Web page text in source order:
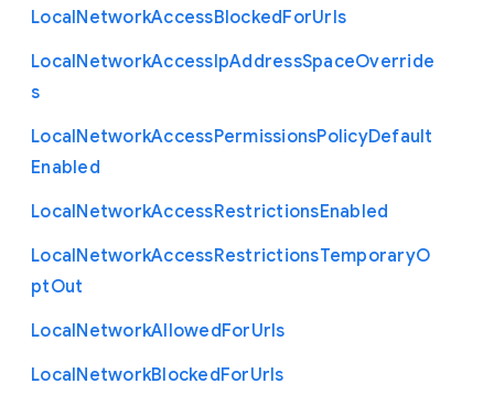
LocalNetworkAccessBlockedForUrls
LocalNetworkAccessIpAddressSpaceOverride
s
LocalNetworkAccessPermissionsPolicyDefault
Enabled
LocalNetworkAccessRestrictionsEnabled
LocalNetworkAccessRestrictionsTemporaryO
ptOut
LocalNetworkAllowedForUrls
LocalNetworkBlockedForUrls